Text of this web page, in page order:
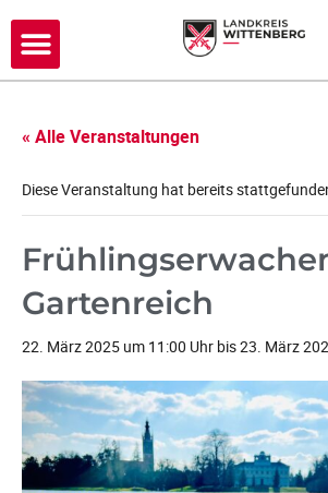
« Alle Veranstaltungen
Diese Veranstaltung hat bereits
Gartenreich
22. März 2025 um 11:00 Uhr bis23. März